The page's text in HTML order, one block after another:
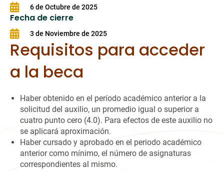
6 de Octubre de 2025
Fecha de cierre
3 de Noviembre de 2025
Requisitos para acceder
a la beca
Haber obtenido en el período académico anterior a la
solicitud del auxilio, un promedio igual o superior a
cuatro punto cero (4.0). Para efectos de este auxilio no
se aplicará aproximación.
Haber cursado y aprobado en el periodo académico
anterior como mínimo, el número de asignaturas
correspondientes al mismo.